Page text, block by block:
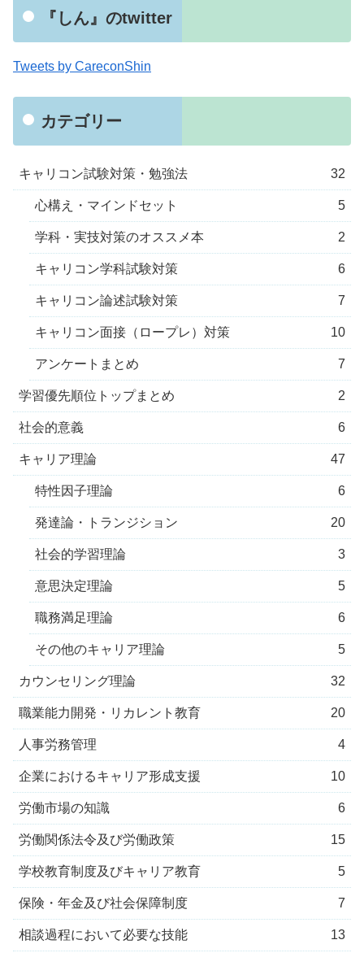
『しん』のtwitter
Tweets by CareconShin
カテゴリー
キャリコン試験対策・勉強法 32
心構え・マインドセット 5
学科・実技対策のオススメ本 2
キャリコン学科試験対策 6
キャリコン論述試験対策 7
キャリコン面接（ロープレ）対策 10
アンケートまとめ 7
学習優先順位トップまとめ 2
社会的意義 6
キャリア理論 47
特性因子理論 6
発達論・トランジション 20
社会的学習理論 3
意思決定理論 5
職務満足理論 6
その他のキャリア理論 5
カウンセリング理論 32
職業能力開発・リカレント教育 20
人事労務管理 4
企業におけるキャリア形成支援 10
労働市場の知識 6
労働関係法令及び労働政策 15
学校教育制度及びキャリア教育 5
保険・年金及び社会保障制度 7
相談過程において必要な技能 13